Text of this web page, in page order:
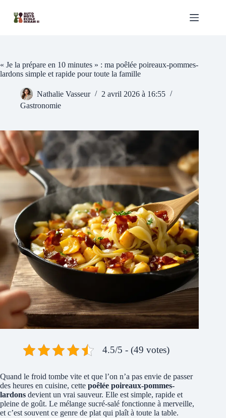
contenu
« Je la prépare en 10 minutes » : ma poêlée poireaux-pommes-
lardons simple et rapide pour toute la famille
Nathalie Vasseur
2 avril 2026 à 16:55
Gastronomie
4.5/5 - (49 votes)
Quand le froid tombe vite et que l’on n’a pas envie de passer
des heures en cuisine, cette poêlée poireaux-pommes-
lardons devient un vrai sauveur. Elle est simple, rapide et
pleine de goût. Le mélange sucré-salé fonctionne à merveille,
et c’est souvent ce genre de plat qui plaît à toute la table.